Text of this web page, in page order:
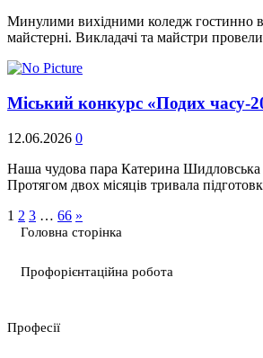
Минулими вихідними коледж гостинно
майстерні. Викладачі та майстри
Міський конкурс «Подих часу-
12.06.2026 0
Наша чудова пара Катерина Шидловська
Протягом двох місяців тривала
1 2 3 … 66 »
Головна сторінка
Профорієнтаційна робота
Професії